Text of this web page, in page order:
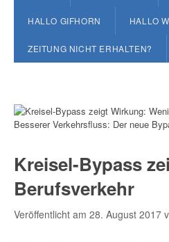
HALLO GIFHORN HALLO
ZEITUNG NICHT ERHALTEN?
Besserer Verkehrsfluss: Der neue
Kreisel-Bypass
Berufsverkehr
Veröffentlicht am 28. August 2017